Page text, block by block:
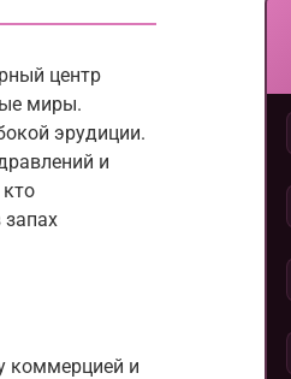
центр
миры.
эрудиции.
и
запах
коммерцией и